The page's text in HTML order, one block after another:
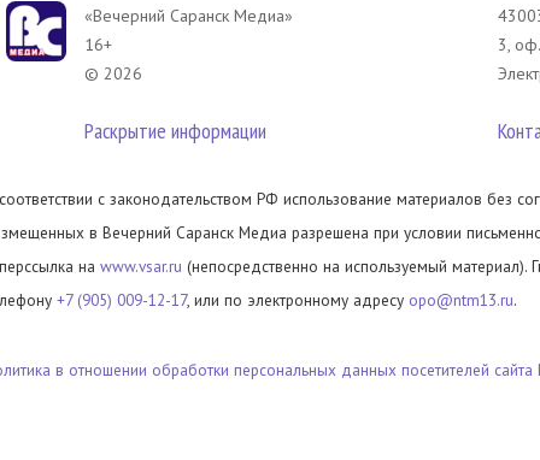
«Вечерний Саранск Mедиа»
16+
© 2026
Раскрытие информации
3,
с законодательством РФ использование материалов без
в Вечерний Саранск Медиа разрешена при условии
на www.vsar.ru (непосредственно на используемый материал).
+7 (905) 009-12-17, или по электронному адресу opo@ntm13.ru.
в отношении обработки персональных данных посетителей